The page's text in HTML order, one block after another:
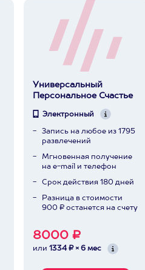
Универсальный
Персональное Счастье
Электронный
Запись на любое из 1795
развлечений
Мгновенная получение
на e-mail и телефон
Срок действия 180 дней
Разница в стоимости
900 ₽ останется на счету
8000 ₽
или 1334 ₽ × 6 мес